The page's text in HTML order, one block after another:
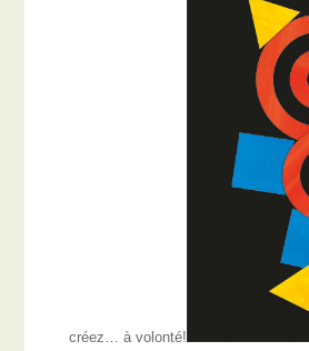
créez… à volonté!